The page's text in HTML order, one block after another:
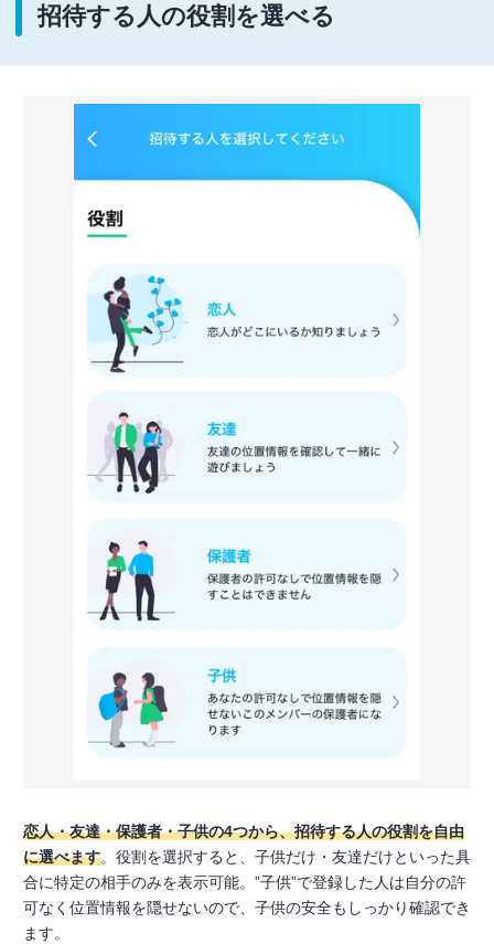
招待する人の役割を選べる
恋人・友達・保護者・子供の4つから、招待する人の役割を自由
に選べます。役割を選択すると、子供だけ・友達だけといった具
合に特定の相手のみを表示可能。”子供”で登録した人は自分の許
可なく位置情報を隠せないので、子供の安全もしっかり確認でき
ます。